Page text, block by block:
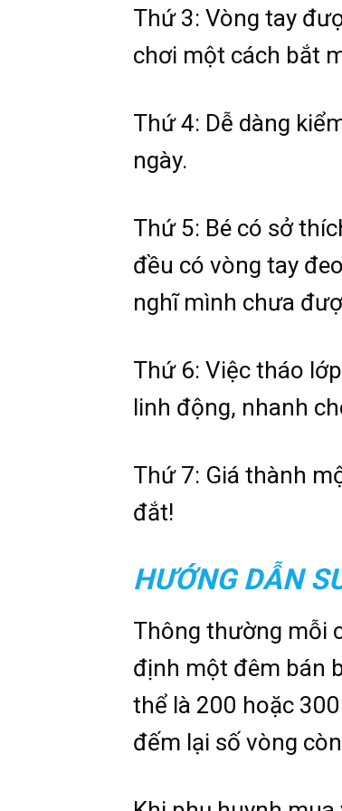
Thứ 3: Vòng tay
chơi một cách bắt
Thứ 4: Dễ dàng
ngày.
Thứ 5: Bé có sở
đều có vòng tay
nghĩ mình chưa
Thứ 6: Việc tháo
linh động, nhanh
Thứ 7: Giá thành
đắt!
HƯỚNG DẪN
Thông thường mỗi
định một đêm bán
thể là 200 hoặc
đếm lại số vòng